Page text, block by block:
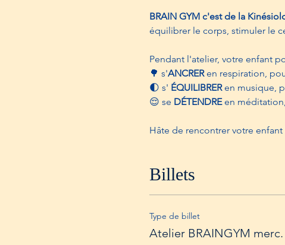
BRAIN GYM c'est de la
équilibrer le corps, stimuler le
Pendant l'atelier, votre enfant
🌳​ s'ANCRER en respiration,
🌓 ​s' ÉQUILIBRER en musique,
😌​ se DÉTENDRE en
Hâte de rencontrer votre enfant
Billets
Type de billet
Atelier BRAINGYM merc.